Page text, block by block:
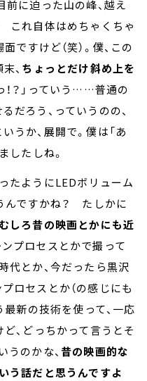
前に迫った山の峰、越え
れ自体はめちゃくちゃ
ですけど（笑）。僕、この
、 ちょっとだけ斜め上を
！？」っていう……普通の
だろう、っていうのの、
うか、展開で。僕は「あ
したしね。
たようにLEDボリューム
んですかね？ たしかに
むしろ昔の映画とかにも近
プロセスとかで撮って
代とか、今だったら黒沢
ロセスとか（の感じにも
新の技術を使って、一応
ど、どっちかって言うとそ
のかな、昔の映画的な
う話だと思うんですよ